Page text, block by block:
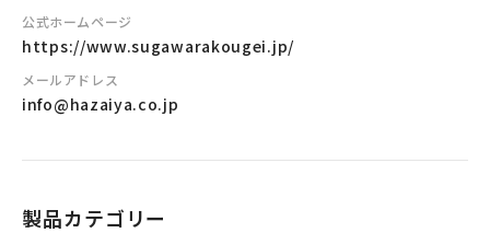
公式ホームページ
https://www.sugawarakougei.jp/
メールアドレス
info@hazaiya.co.jp
製品カテゴリー